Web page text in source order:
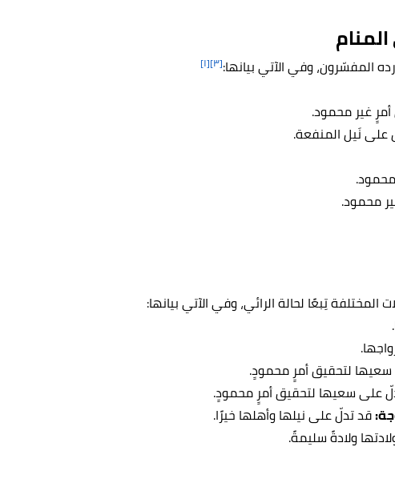
المفسّرون، وفي الآتي بيانها:[٣] [١]
غير محمود.
على نَيل المنفعة.
محمود.
تِبعًا لحالة الرائي، وفي الآتي بيانها:
لتحقيق أمرٍ محمودٍ.
على سعيها لتحقيق أمرٍ محمودٍ.
قد تدلّ على نيلها وأهلها خيرًا.
ولادةً سليمةً.